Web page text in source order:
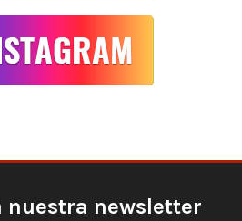
nuestra newsletter